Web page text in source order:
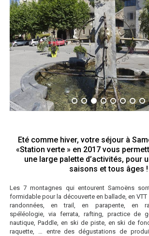
Eté comme hiver, votre séjour à
«Station verte » en 2017 vous
une large palette d’activités, pour
saisons et tous âges !
Les 7 montagnes qui entourent Samoëns
formidable pour la découverte en ballade, en
randonnées, en trail, en parapente, en
spéléologie, via ferrata, rafting, practice de
nautique, Paddle, en ski de piste, en ski de
raquette, … entre des dégustations de